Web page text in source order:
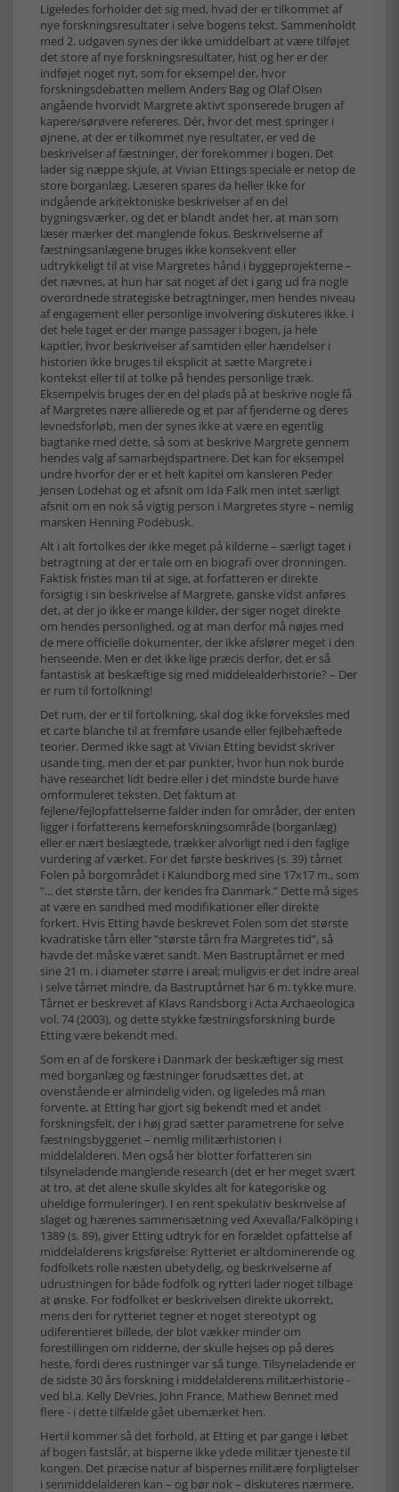
Ligeledes forholder det sig med, hvad der er tilkommet af
nye forskningsresultater i selve bogens tekst. Sammenholdt
med 2. udgaven synes der ikke umiddelbart at være tilføjet
det store af nye forskningsresultater, hist og her er der
indføjet noget nyt, som for eksempel der, hvor
forskningsdebatten mellem Anders Bøg og Olaf Olsen
angående hvorvidt Margrete aktivt sponserede brugen af
kapere/sørøvere refereres. Dér, hvor det mest springer i
øjnene, at der er tilkommet nye resultater, er ved de
beskrivelser af fæstninger, der forekommer i bogen. Det
lader sig næppe skjule, at Vivian Ettings speciale er netop de
store borganlæg. Læseren spares da heller ikke for
indgående arkitektoniske beskrivelser af en del
bygningsværker, og det er blandt andet her, at man som
læser mærker det manglende fokus. Beskrivelserne af
fæstningsanlægene bruges ikke konsekvent eller
udtrykkeligt til at vise Margretes hånd i byggeprojekterne –
det nævnes, at hun har sat noget af det i gang ud fra nogle
overordnede strategiske betragtninger, men hendes niveau
af engagement eller personlige involvering diskuteres ikke. I
det hele taget er der mange passager i bogen, ja hele
kapitler, hvor beskrivelser af samtiden eller hændelser i
historien ikke bruges til eksplicit at sætte Margrete i
kontekst eller til at tolke på hendes personlige træk.
Eksempelvis bruges der en del plads på at beskrive nogle få
af Margretes nære allierede og et par af fjenderne og deres
levnedsforløb, men der synes ikke at være en egentlig
bagtanke med dette, så som at beskrive Margrete gennem
hendes valg af samarbejdspartnere. Det kan for eksempel
undre hvorfor der er et helt kapitel om kansleren Peder
Jensen Lodehat og et afsnit om Ida Falk men intet særligt
afsnit om en nok så vigtig person i Margretes styre – nemlig
marsken Henning Podebusk.
Alt i alt fortolkes der ikke meget på kilderne – særligt taget i
betragtning at der er tale om en biografi over dronningen.
Faktisk fristes man til at sige, at forfatteren er direkte
forsigtig i sin beskrivelse af Margrete, ganske vidst anføres
det, at der jo ikke er mange kilder, der siger noget direkte
om hendes personlighed, og at man derfor må nøjes med
de mere officielle dokumenter, der ikke afslører meget i den
henseende. Men er det ikke lige præcis derfor, det er så
fantastisk at beskæftige sig med middelealderhistorie? – Der
er rum til fortolkning!
Det rum, der er til fortolkning, skal dog ikke forveksles med
et carte blanche til at fremføre usande eller fejlbehæftede
teorier. Dermed ikke sagt at Vivian Etting bevidst skriver
usande ting, men der et par punkter, hvor hun nok burde
have researchet lidt bedre eller i det mindste burde have
omformuleret teksten. Det faktum at
fejlene/fejlopfattelserne falder inden for områder, der enten
ligger i forfatterens kerneforskningsområde (borganlæg)
eller er nært beslægtede, trækker alvorligt ned i den faglige
vurdering af værket. For det første beskrives (s. 39) tårnet
Folen på borgområdet i Kalundborg med sine 17x17 m., som
”... det største tårn, der kendes fra Danmark.” Dette må siges
at være en sandhed med modifikationer eller direkte
forkert. Hvis Etting havde beskrevet Folen som det største
kvadratiske tårn eller ”største tårn fra Margretes tid”, så
havde det måske været sandt. Men Bastruptårnet er med
sine 21 m. i diameter større i areal; muligvis er det indre areal
i selve tårnet mindre, da Bastruptårnet har 6 m. tykke mure.
Tårnet er beskrevet af Klavs Randsborg i Acta Archaeologica
vol. 74 (2003), og dette stykke fæstningsforskning burde
Etting være bekendt med.
Som en af de forskere i Danmark der beskæftiger sig mest
med borganlæg og fæstninger forudsættes det, at
ovenstående er almindelig viden, og ligeledes må man
forvente, at Etting har gjort sig bekendt med et andet
forskningsfelt, der i høj grad sætter parametrene for selve
fæstningsbyggeriet – nemlig militærhistorien i
middelalderen. Men også her blotter forfatteren sin
tilsyneladende manglende research (det er her meget svært
at tro, at det alene skulle skyldes alt for kategoriske og
uheldige formuleringer). I en rent spekulativ beskrivelse af
slaget og hærenes sammensætning ved Axevalla/Falköping i
1389 (s. 89), giver Etting udtryk for en forældet opfattelse af
middelalderens krigsførelse: Rytteriet er altdominerende og
fodfolkets rolle næsten ubetydelig, og beskrivelserne af
udrustningen for både fodfolk og rytteri lader noget tilbage
at ønske. For fodfolket er beskrivelsen direkte ukorrekt,
mens den for rytteriet tegner et noget stereotypt og
udiferentieret billede, der blot vækker minder om
forestillingen om ridderne, der skulle hejses op på deres
heste, fordi deres rustninger var så tunge. Tilsyneladende er
de sidste 30 års forskning i middelalderens militærhistorie -
ved bl.a. Kelly DeVries, John France, Mathew Bennet med
flere - i dette tilfælde gået ubemærket hen.
Hertil kommer så det forhold, at Etting et par gange i løbet
af bogen fastslår, at bisperne ikke ydede militær tjeneste til
kongen. Det præcise natur af bispernes militære forpligtelser
i senmiddelalderen kan – og bør nok – diskuteres nærmere,